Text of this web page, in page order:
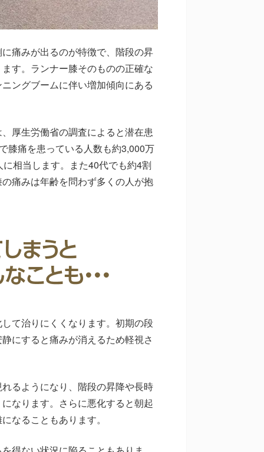
痛みが出るのが特徴で、階段の昇
す。ランナー膝そのものの正確な
ングブームに伴い増加傾向にある
厚生労働省の調査によると潜在患
膝痛を患っている人数も約3,000万
相当します。また40代でも約4割
痛みは年齢を問わず多くの人が抱
て治りにくくなります。初期の段
にすると痛みが消えるため軽視さ
るようになり、階段の昇降や長時
なります。さらに悪化すると朝起
なることもあります。